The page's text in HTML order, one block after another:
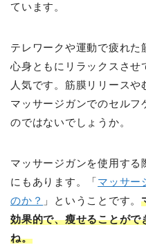
ています。
テレワークや運動で疲れた
心身ともにリラックスさせ
人気です。筋膜リリースや
マッサージガンでのセルフ
のではないでしょうか。
マッサージガンを使用す
にもあります。「マッサー
のか？ 」ということです。
効果的で、瘦せることが
ね。